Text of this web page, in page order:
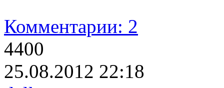
Комментарии: 2
4400
25.08.2012 22:18